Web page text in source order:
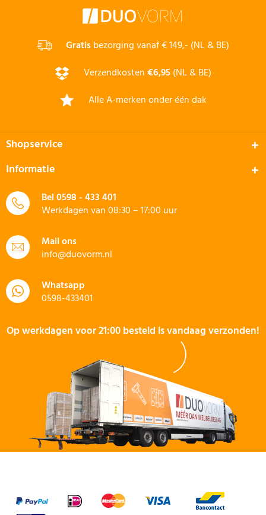
Gratisbezorging vanaf € 149,- (NL & BE)
Verzendkosten€6,95(NL & BE)
Alle A-merken onder één dak
Shopservice
Informatie
Bel0598 - 433 401
Werkdagen van 08:30 – 17:00 uur
Mail ons
info@duovorm.nl
Whatsapp
0598-433401
Op werkdagen voor 21:00 besteld is vandaag verzonden!